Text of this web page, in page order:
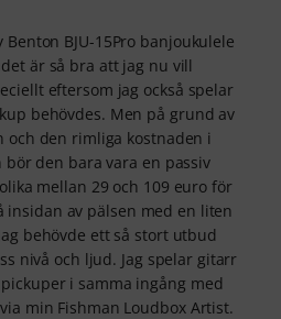
BJU-15Pro banjoukulele
är så bra att jag nu vill
eftersom jag också spelar
behövdes. Men på grund av
den rimliga kostnaden i
den bara vara en passiv
mellan 29 och 109 euro för
av pälsen med en liten
behövde ett så stort utbud
nivå och ljud. Jag spelar gitarr
i samma ingång med
min Fishman Loudbox Artist.